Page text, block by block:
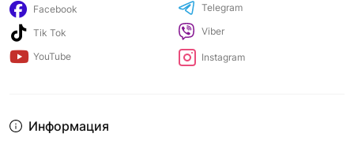
Информация
Facebook
Tik Tok
YouTube
Telegram
Viber
Instagram